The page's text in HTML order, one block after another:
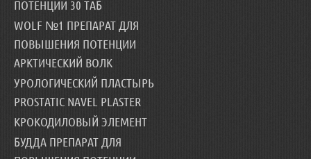
ПОТЕНЦИИ 30 ТАБ
WOLF №1 ПРЕПАРАТ ДЛЯ
ПОВЫШЕНИЯ ПОТЕНЦИИ
АРКТИЧЕСКИЙ ВОЛК
УРОЛОГИЧЕСКИЙ ПЛАСТЫРЬ
PROSTATIC NAVEL PLASTER
КРОКОДИЛОВЫЙ ЭЛЕМЕНТ
БУДДА ПРЕПАРАТ ДЛЯ